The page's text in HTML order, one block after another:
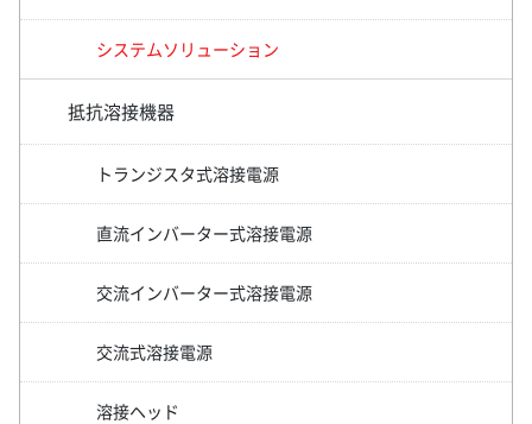
システムソリューション
抵抗溶接機器
トランジスタ式溶接電源
直流インバーター式溶接電源
交流インバーター式溶接電源
交流式溶接電源
溶接ヘッド